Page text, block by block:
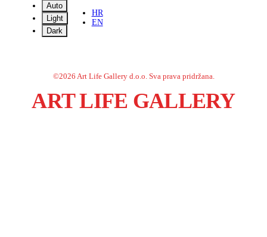
Auto
Light
Dark
HR
EN
©2026 Art Life Gallery d.o.o. Sva prava pridržana.
ART LIFE GALLERY